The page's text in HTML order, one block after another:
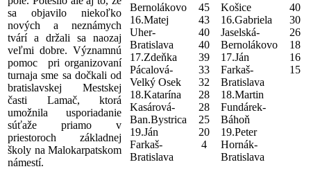
sa objavilo niekoľko
nových a neznámych
tvárí a držali sa naozaj
veľmi dobre. Významnú
pomoc pri organizovaní
turnaja sme sa dočkali od
bratislavskej Mestskej
časti Lamač, ktorá
umožnila usporiadanie
súťaže priamo v
priestoroch základnej
školy na Malokarpatskom
námestí.
Bernolákovo
16.Matej
Uher-
Bratislava
17.Zdeňka
Pácalová-
Velký Osek
18.Katarína
Kasárová-
Ban.Bystrica
19.Ján
Farkaš-
Bratislava
45
43
40
40
39
33
32
28
28
25
20
4
Košice
16.Gabriela
Jaselská-
Bernolákovo
17.Ján
Farkaš-
Bratislava
18.Martin
Fundárek-
Báhoň
19.Peter
Hornák-
Bratislava
40
30
26
18
16
15